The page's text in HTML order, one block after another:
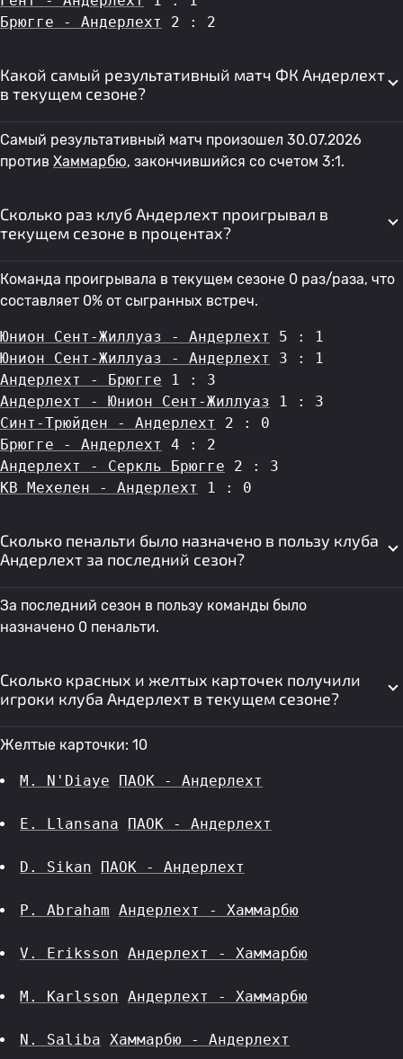
Брюгге - Андерлехт
2 : 2
Какой самый результативный матч ФК Андерлехт
в текущем сезоне?
Самый результативный матч произошел 30.07.2026
против Хаммарбю, закончившийся со счетом 3:1.
Сколько раз клуб Андерлехт проигрывал в
текущем сезоне в процентах?
Команда проигрывала в текущем сезоне 0 раз/раза, что
составляет 0% от сыгранных встреч.
Юнион Сент-Жиллуаз - Андерлехт
5 : 1
Юнион Сент-Жиллуаз - Андерлехт
3 : 1
Андерлехт - Брюгге 1 : 3
Андерлехт - Юнион Сент-Жиллуаз 1 : 3
Синт-Трюйден - Андерлехт
2 : 0
Брюгге - Андерлехт
4 : 2
Андерлехт - Серкль Брюгге 2 : 3
КВ Мехелен - Андерлехт
1 : 0
Сколько пенальти было назначено в пользу клуба
Андерлехт за последний сезон?
За последний сезон в пользу команды было
назначено 0 пенальти.
Сколько красных и желтых карточек получили
игроки клуба Андерлехт в текущем сезоне?
Желтые карточки: 10
M. N'Diaye ПАОК - Андерлехт
E. Llansana ПАОК - Андерлехт
D. Sikan ПАОК - Андерлехт
P. Abraham Андерлехт - Хаммарбю
V. Eriksson Андерлехт - Хаммарбю
M. Karlsson Андерлехт - Хаммарбю
N. Saliba Хаммарбю - Андерлехт